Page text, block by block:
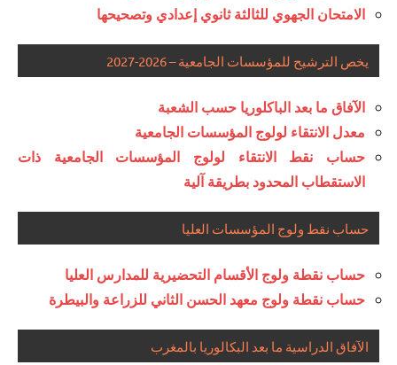
الامتحان الجهوي للثالثة ثانوي إعدادي وتصحيحها
يخص الترشيح للمؤسسات الجامعية – 2026-2027
الآفاق ما بعد الباكلوريا حسب الشعبة
معدل الانتقاء لولوج المؤسسات الجامعية
حساب نقط الانتقاء لولوج المؤسسات الجامعية ذات
الاستقطاب المحدود بطريقة آلية
حساب نقط ولوج المؤسسات العليا
حساب نقطة ولوج الأقسام التحضيرية للمدارس العليا
حساب نقطة ولوج معهد الحسن الثاني للزراعة والبيطرة
الآفاق الدراسية ما بعد البكالوريا بالمغرب